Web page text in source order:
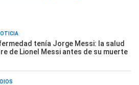
tenía Jorge Messi: la salud
de Lionel Messi antes de su muerte